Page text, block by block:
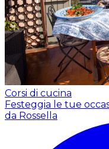
Corsi di cucina
Festeggia le tue
da Rossella